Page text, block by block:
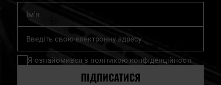
Підпишіться
нашу
розсилку
Я ознайомився з політикою конфіденційності
ПІДПИСАТИСЯ